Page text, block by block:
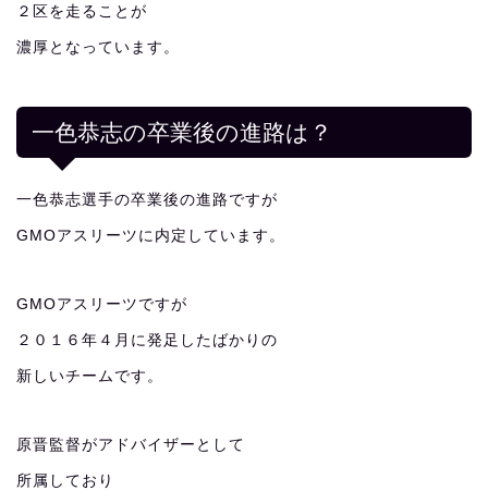
２区を走ることが
濃厚となっています。
一色恭志の卒業後の進路は？
一色恭志選手の卒業後の進路ですが
GMOアスリーツに内定しています。
GMOアスリーツですが
２０１６年４月に発足したばかりの
新しいチームです。
原晋監督がアドバイザーとして
所属しており